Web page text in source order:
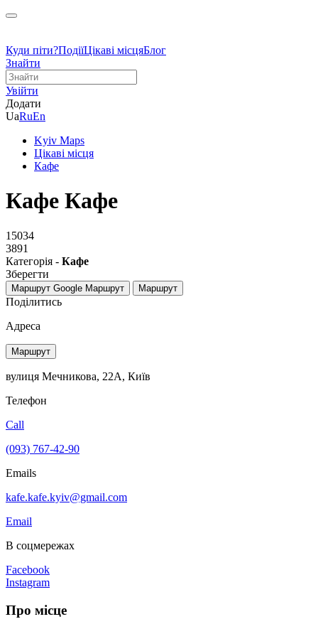
Куди піти?ПодіїЦікаві місцяБлог
Знайти
Увійти
Додати
UaRuEn
Kyiv Maps
Цікаві місця
Кафе
Кафе Кафе
15034
3891
Категорія - Кафе
Зберегти
Маршрут Google Маршрут Маршрут
Поділитись
Адреса
Маршрут
вулиця Мечникова, 22А, Київ
Телефон
Call
(093) 767-42-90
Emails
kafe.kafe.kyiv@gmail.com
Email
В соцмережах
Facebook
Instagram
Про місце